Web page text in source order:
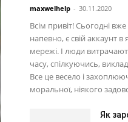
maxwelhelp - 30.11.2020
Всім привіт! Сьогодні
напевно, є свій аккаунт в
мережі. І люди
часу, спілкуючись,
Все це весело і
моральної, ніякого
Як